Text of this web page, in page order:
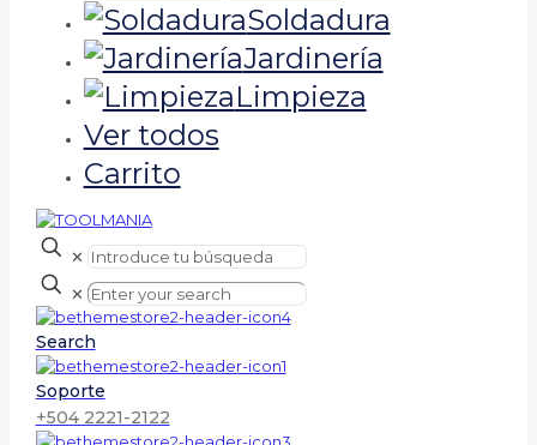
Soldadura
Jardinería
Limpieza
Ver todos
Carrito
✕
✕
Search
Soporte
+504 2221-2122